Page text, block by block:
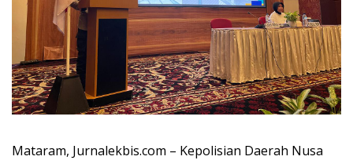
Mataram, Jurnalekbis.com – Kepolisian Daerah Nusa